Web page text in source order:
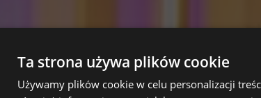
Ta strona używa plików cookie
Używamy plików cookie w celu personalizacji